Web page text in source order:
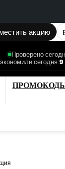
акцию
Проверено
сегодня: